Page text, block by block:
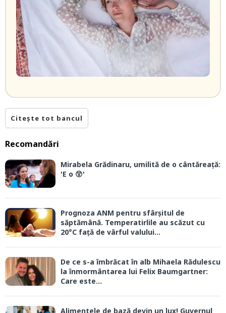
Citește tot bancul
Recomandări
Mirabela Grădinaru, umilită de o cântăreață:
'E o 😲'
Prognoza ANM pentru sfârșitul de
săptămână. Temperatirlile au scăzut cu
20°C față de vârful valului...
De ce s-a îmbrăcat în alb Mihaela Rădulescu
la înmormântarea lui Felix Baumgartner:
Care este...
Alimentele de bază devin un lux! Guvernul